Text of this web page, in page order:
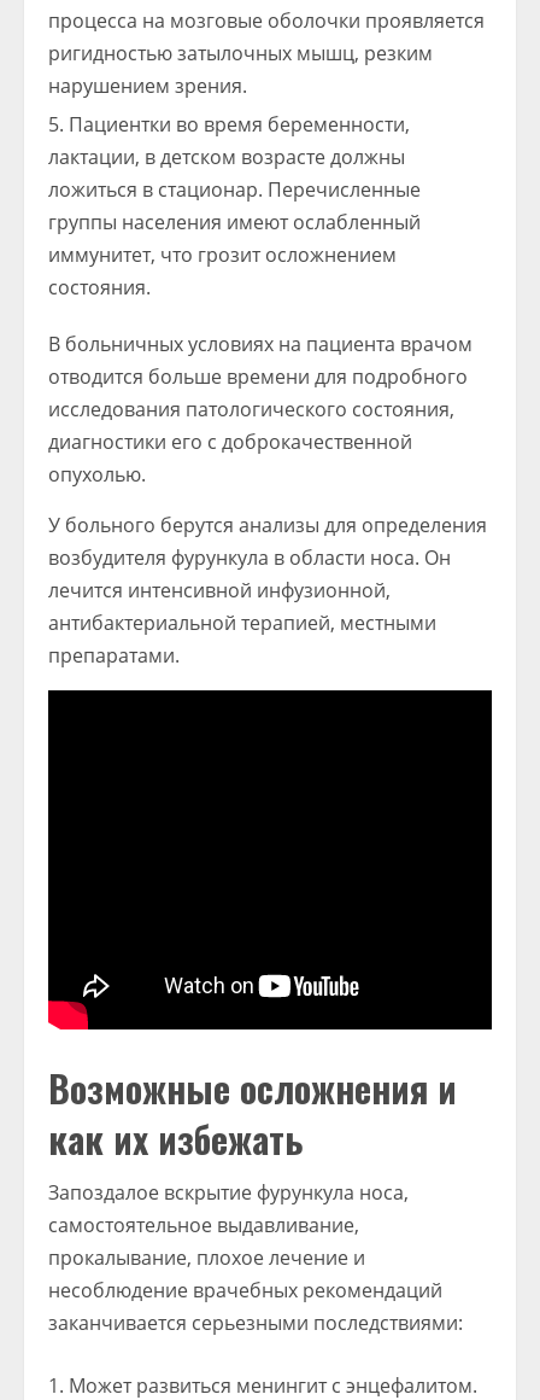
процесса на мозговые оболочки проявляется
ригидностью затылочных мышц, резким
нарушением зрения.
Пациентки во время беременности,
лактации, в детском возрасте должны
ложиться в стационар. Перечисленные
группы населения имеют ослабленный
иммунитет, что грозит осложнением
состояния.
В больничных условиях на пациента врачом
отводится больше времени для подробного
исследования патологического состояния,
диагностики его с доброкачественной
опухолью.
У больного берутся анализы для определения
возбудителя фурункула в области носа. Он
лечится интенсивной инфузионной,
антибактериальной терапией, местными
препаратами.
Возможные осложнения и
как их избежать
Запоздалое вскрытие фурункула носа,
самостоятельное выдавливание,
прокалывание, плохое лечение и
несоблюдение врачебных рекомендаций
заканчивается серьезными последствиями:
Может развиться менингит с энцефалитом.